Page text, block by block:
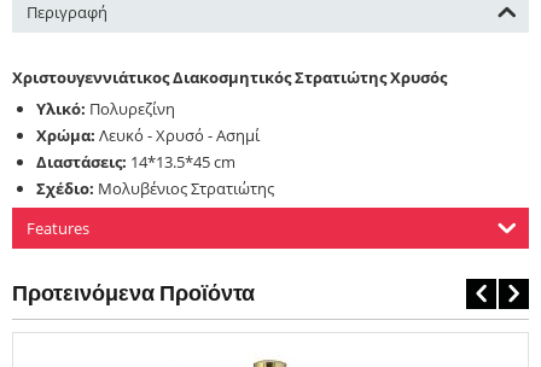
Περιγραφή
Χριστουγεννιάτικος Διακοσμητικός Στρατιώτης Χρυσός
Υλικό: Πολυρεζίνη
Χρώμα: Λευκό - Χρυσό - Ασημί
Διαστάσεις: 14*13.5*45 cm
Σχέδιο: Μολυβένιος Στρατιώτης
Features
Προτεινόμενα Προϊόντα